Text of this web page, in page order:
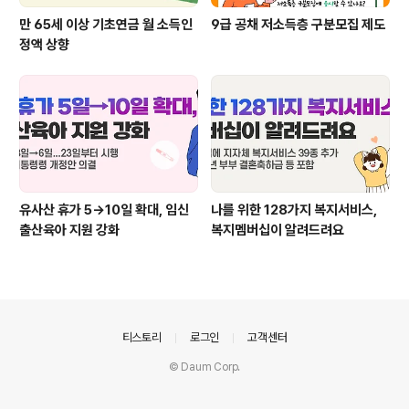
만 65세 이상 기초연금 월 소득인
정액 상향
9급 공채 저소득층 구분모집 제도
유사산 휴가 5→10일 확대, 임신
출산육아 지원 강화
나를 위한 128가지 복지서비스,
복지멤버십이 알려드려요
티스토리 로그인 고객센터
© Daum Corp.